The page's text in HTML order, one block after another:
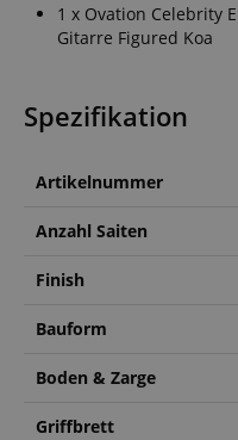
1 x Ovation Celebrity
Gitarre Figured Koa
Spezifikation
Artikelnummer
Anzahl Saiten
Finish
Bauform
Boden & Zarge
Griffbrett